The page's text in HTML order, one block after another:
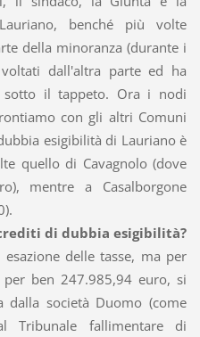
benché più volte
della minoranza (durante i
dall'altra parte ed ha
il tappeto. Ora i nodi
con gli altri Comuni
esigibilità di Lauriano è
quello di Cavagnolo (dove
mentre a Casalborgone
di dubbia esigibilità?
delle tasse, ma per
ben 247.985,94 euro, si
società Duomo (come
Tribunale fallimentare di